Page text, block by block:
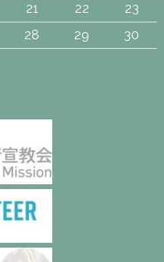
21 22
23
28 29
30